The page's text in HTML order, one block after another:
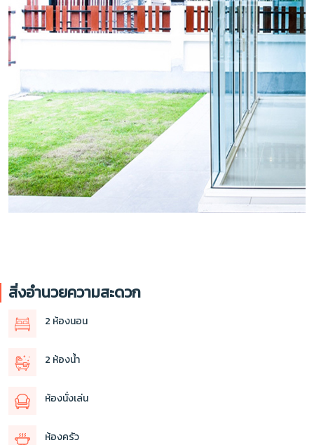
สิ่งอำนวยความสะดวก
2 ห้องนอน
2 ห้องน้ำ
ห้องนั่งเล่น
ห้องครัว